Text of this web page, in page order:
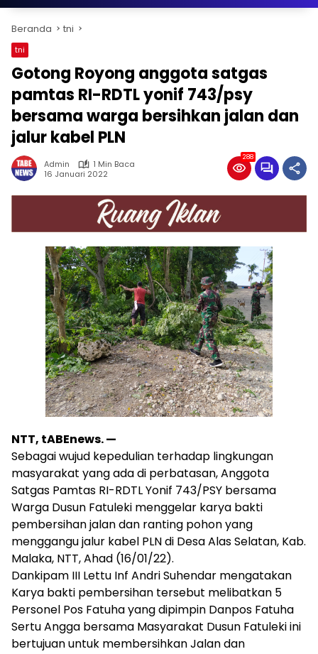
Beranda tni
tni
Gotong Royong anggota satgas
pamtas RI-RDTL yonif 743/psy
bersama warga bersihkan jalan dan
jalur kabel PLN
Admin
1 Min Baca
16 Januari 2022
288
NTT, tABEnews. —
Sebagai wujud kepedulian terhadap lingkungan
masyarakat yang ada di perbatasan, Anggota
Satgas Pamtas RI-RDTL Yonif 743/PSY bersama
Warga Dusun Fatuleki menggelar karya bakti
pembersihan jalan dan ranting pohon yang
menggangu jalur kabel PLN di Desa Alas Selatan, Kab.
Malaka, NTT, Ahad (16/01/22).
Dankipam III Lettu Inf Andri Suhendar mengatakan
Karya bakti pembersihan tersebut melibatkan 5
Personel Pos Fatuha yang dipimpin Danpos Fatuha
Sertu Angga bersama Masyarakat Dusun Fatuleki ini
bertujuan untuk membersihkan Jalan dan